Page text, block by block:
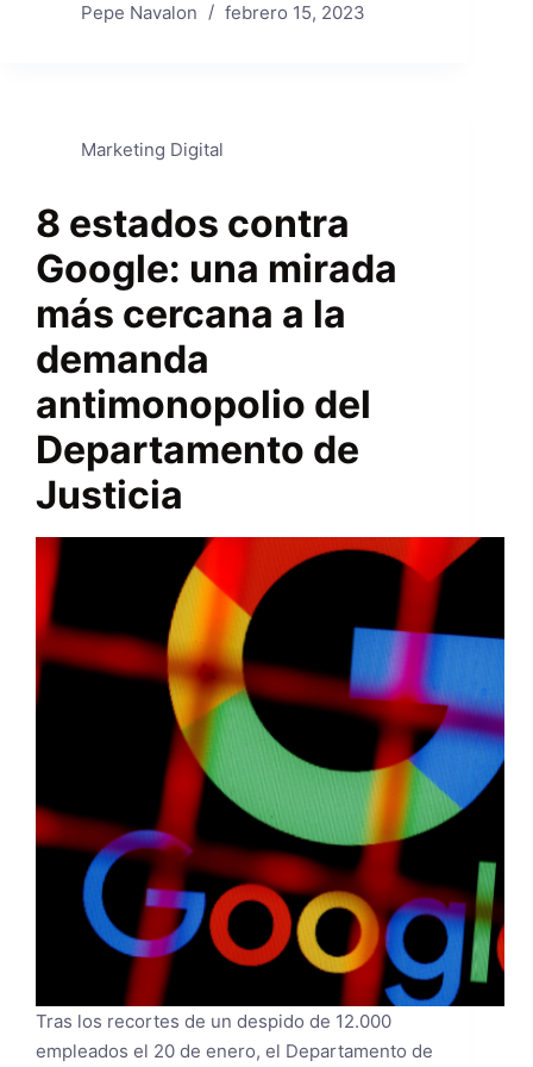
Pepe Navalon febrero 15, 2023
Marketing Digital
8 estados contra
Google: una mirada
más cercana a la
demanda
antimonopolio del
Departamento de
Justicia
Tras los recortes de un despido de 12.000
empleados el 20 de enero, el Departamento de